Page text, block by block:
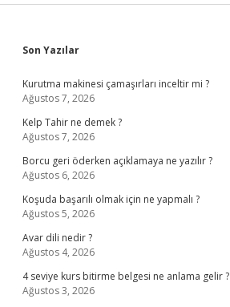
Sidebar
Son Yazılar
Kurutma makinesi çamaşırları inceltir mi ?
Ağustos 7, 2026
Kelp Tahir ne demek ?
Ağustos 7, 2026
Borcu geri öderken açıklamaya ne yazılır ?
Ağustos 6, 2026
Koşuda başarılı olmak için ne yapmalı ?
Ağustos 5, 2026
Avar dili nedir ?
Ağustos 4, 2026
4 seviye kurs bitirme belgesi ne anlama gelir ?
Ağustos 3, 2026